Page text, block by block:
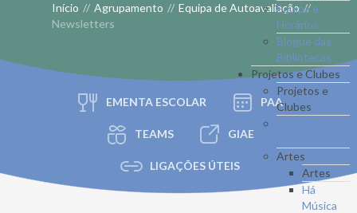
Equipa e
Horários
Blogue das
Bibliotecas
Projetos e Clubes
Projetos e
Clubes
Artes
Artes
Há
Música
Início // Agrupamento // Equipa de Autoavaliação //
Newsletters
EMENTA ESCOLAR PAA
TEAMS GIAE
LIGAÇÕES ÚTEIS